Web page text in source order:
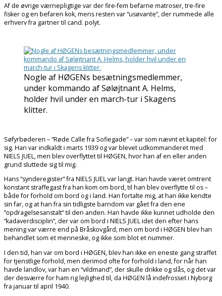
Af de øvrige værnepligtige var der fire-fem befarne matroser, tre-fire
fisker og en befaren kok, mens resten var “usøvante”, der rummede alle
erhverv fra gartner til cand. polyt.
Nogle af HØGENs besætningsmedlemmer,
under kommando af Søløjtnant A. Helms,
holder hvil under en march-tur i Skagens
klitter.
Søfyrbøderen – “Røde Calle fra Sofiegade” – var som nævnt et kapitel: for
sig. Han var indkaldt i marts 1939 og var blevet udkommanderet med
NIELS JUEL, men blev overflyttet til HØGEN, hvor han af en eller anden
grund sluttede sig til mig.
Hans “synderegister” fra NIELS JUEL var langt. Han havde været omtrent
konstant straffegast fra han kom om bord, til han blev overflytte til os –
både for forhold om bord og i land. Han fortalte mig, at han ikke kendte
sin far, og at han fra sin tidligste barndom var gået fra den ene
“opdragelsesanstalt” til den anden. Han havde ikke kunnet udholde den
“kadaverdisciplin”, der var om bord i NIELS JUEL idet den efter hans
mening var værre end på Bråskovgård, men om bord i HØGEN blev han
behandlet som et menneske, og ikke som blot et nummer.
I den tid, han var om bord i HØGEN, blev han ikke en eneste gang straffet
for tjenstlige forhold, men derimod ofte for forhold i land, for når han
havde landlov, var han en “vildmand”, der skulle drikke og slås, og det var
der desværre for ham rig lejlighed til, da HØGEN lå indefrosset i Nyborg
fra januar til april 1940.